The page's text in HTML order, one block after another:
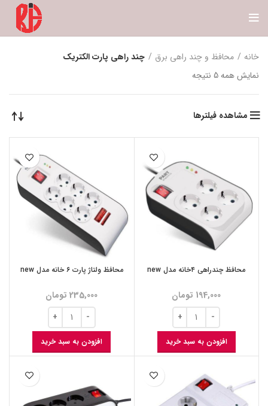
خانه محافظ و چند راهی برق
چند راهی پارت الکتریک
نمایش همه 5 نتیجه
مشاهده فیلترها
محافظ چندراهی ۴خانه مدل new
194,000 تومان
افزودن به سبد خرید
محافظ ولتاژ پارت ۶ خانه مدل new
235,000 تومان
افزودن به سبد خرید